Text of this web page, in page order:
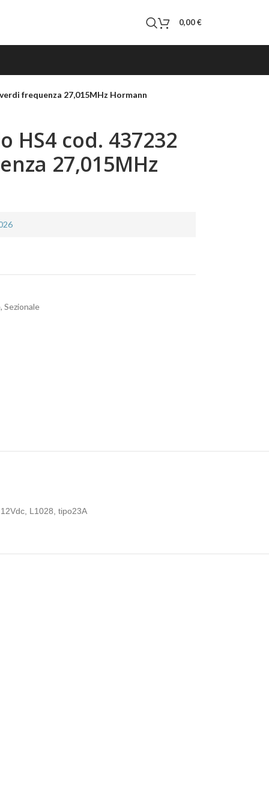
0,00€
frequenza 27,015MHz Hormann
HS4 cod. 437232
27,015MHz
, Sezionale
L1028, tipo23A